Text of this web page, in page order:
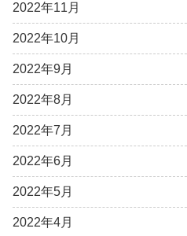
2022年11月
2022年10月
2022年9月
2022年8月
2022年7月
2022年6月
2022年5月
2022年4月